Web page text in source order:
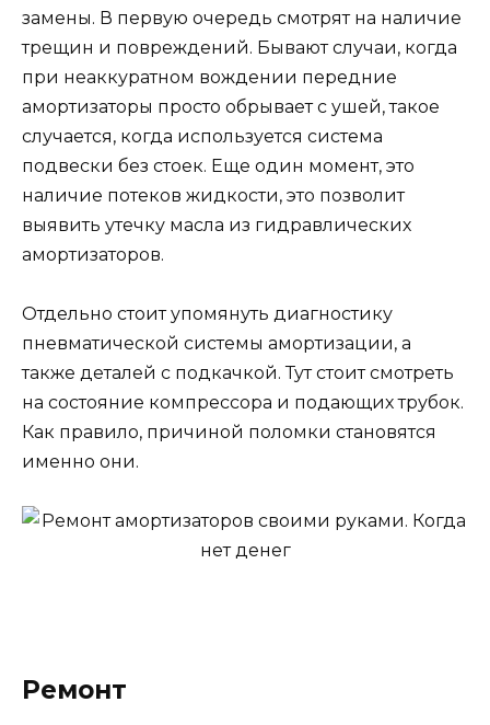
замены. В первую очередь смотрят на наличие
трещин и повреждений. Бывают случаи, когда
при неаккуратном вождении передние
амортизаторы просто обрывает с ушей, такое
случается, когда используется система
подвески без стоек. Еще один момент, это
наличие потеков жидкости, это позволит
выявить утечку масла из гидравлических
амортизаторов.
Отдельно стоит упомянуть диагностику
пневматической системы амортизации, а
также деталей с подкачкой. Тут стоит смотреть
на состояние компрессора и подающих трубок.
Как правило, причиной поломки становятся
именно они.
Ремонт